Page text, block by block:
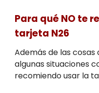
Para qué NO te
tarjeta N26
Además de las cosas
algunas situaciones
recomiendo usar la